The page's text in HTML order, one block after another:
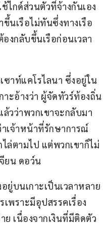
ไกด์ส่วนตัวที่จ้างกันเอง
นเรือไม่ทันซึ่งทางเรือ
งกลับขึ้นเรือก่อนเวลา
ซาท์แคโรไลนา ซึ่งอยู่ใน
ะอ้างว่า ผู้จัดทัวร์ท้องถิ่น
ล้วว่าพวกเขาจะกลับมา
เจ้าหน้าที่รักษาการณ์
ไล่ตามไป แต่พวกเขาก็ไม่
ยน ดอว์น
ยู่บนเกาะเป็นเวลาหลาย
พราะมีอุปสรรคเรื่อง
เนื่องจากเงินที่มีติดตัว